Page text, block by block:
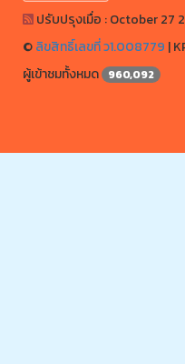
ปรับปรุงเมื่อ : October 27
©ลิขสิทธิ์เลขที่ ว1.008779 |
ผู้เข้าชมทั้งหมด
960,092